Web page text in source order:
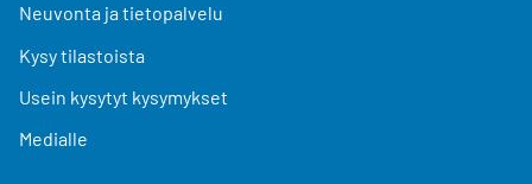
Neuvonta ja tietopalvelu
Kysy tilastoista
Usein kysytyt kysymykset
Medialle